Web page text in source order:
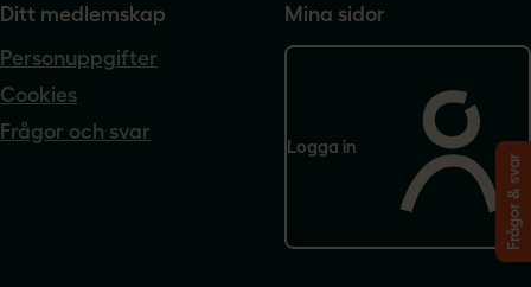
Ditt medlemskap
Personuppgifter
Cookies
Frågor och svar
Mina sidor
Logga in
Frågor & svar